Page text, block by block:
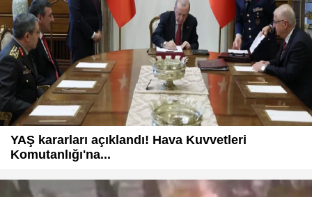
YAŞ kararları açıklandı! Hava Kuvvetleri
Komutanlığı'na...